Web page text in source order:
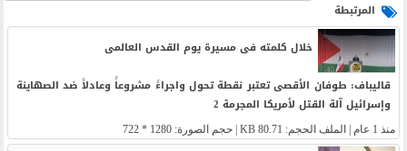
المرتبطة
خلال کلمته فی مسیرة یوم القدس العالمی
قالیباف: طوفان الأقصى تعتبر نقطة تحول واجراءً مشروعاً وعادلاً ضد الصهاینة
وإسرائیل آلة القتل لأمریکا المجرمة 2
منذ 1 عام | الملف الحجم: 80.71 KB | حجم الصورة: 1280 * 722